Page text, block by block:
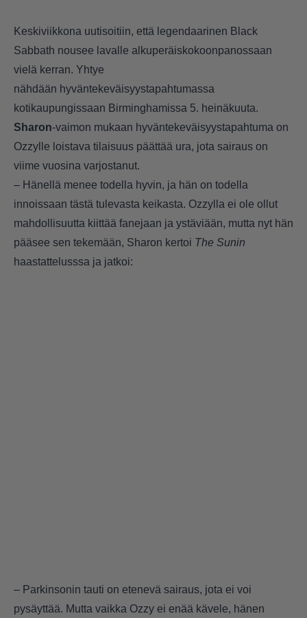
Keskiviikkona uutisoitiin, että legendaarinen Black
Sabbath nousee lavalle alkuperäiskokoonpanossaan
vielä kerran. Yhtye
nähdään hyväntekeväisyystapahtumassa
kotikaupungissaan Birminghamissa 5. heinäkuuta.
Sharon-vaimon mukaan hyväntekeväisyystapahtuma on
Ozzylle loistava tilaisuus päättää ura, jota sairaus on
viime vuosina varjostanut.
– Hänellä menee todella hyvin, ja hän on todella
innoissaan tästä tulevasta keikasta. Ozzylla ei ole ollut
mahdollisuutta kiittää fanejaan ja ystäviään, mutta nyt hän
pääsee sen tekemään, Sharon kertoi The Sunin
haastattelusssa ja jatkoi:
– Parkinsonin tauti on etenevä sairaus, jota ei voi
pysäyttää. Mutta vaikka Ozzy ei enää kävele, hänen